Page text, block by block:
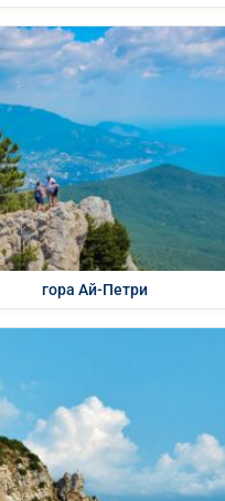
гора Ай-Петри